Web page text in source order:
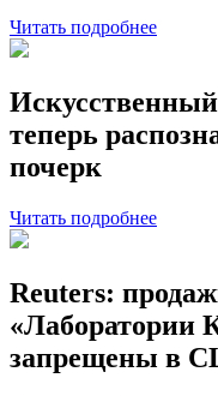
Читать подробнее
теперь
почерк
Читать подробнее
Reuters:
«Лаборатории
запрещены в